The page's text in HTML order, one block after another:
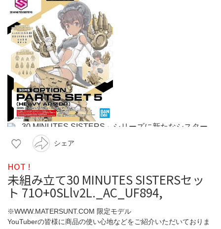
シェア
HOT !
未組み立て30 MINUTES SISTERSセッ
ト 71O+0SLlv2L._AC_UF894,
※WWW.MATERSUNT.COM 限定モデル
YouTuberの皆様に商品の使い心地などをご紹介いただいておりま